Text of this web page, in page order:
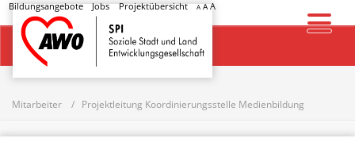
Bildungsangebote Jobs Projektübersicht A AA
Startseite
Mitarbeiter Projektleitung Koordinierungsstelle Medienbildung